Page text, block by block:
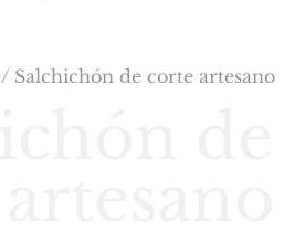
/ Salchichón de corte artesano